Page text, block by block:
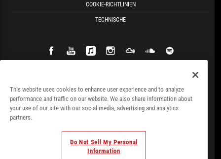
COOKIE-RICHTLINIEN
TECHNISCHE
This website uses cookies to enhance user experience and to analyze
performance and traffic on our website. We also share information about
your use of our site with our social media, advertising and analytics
partners.
Do Not Sell My Personal
Information